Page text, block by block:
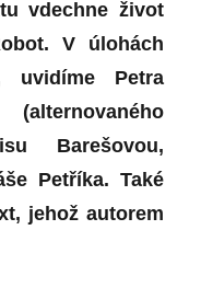
vdechne život
V úlohách
Petra
Barešovou,
Petříka. Také
jehož autorem